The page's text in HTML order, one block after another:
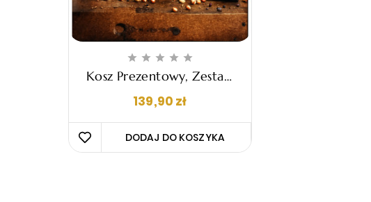
    
Kosz Prezentowy, Zestaw
139,90 złCena
DODAJ DO KOSZYKA